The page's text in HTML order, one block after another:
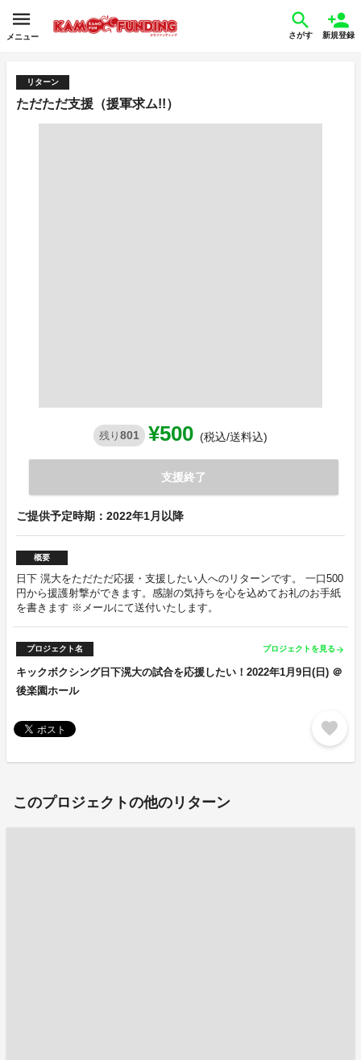
メニュー さがす 新規登録
リターン
ただただ支援（援軍求ム!!）
残り 801 ¥500 (税込/送料込)
支援終了
ご提供予定時期：2022年1月以降
概要
日下 滉大をただただ応援・支援したい人へのリターンです。 一口500
円から援護射撃ができます。感謝の気持ちを心を込めてお礼のお手紙
を書きます ※メールにて送付いたします。
プロジェクト名 プロジェクトを見る arrow_forward
キックボクシング日下滉大の試合を応援したい！2022年1月9日(日) ＠
後楽園ホール
favorite
このプロジェクトの他のリターン